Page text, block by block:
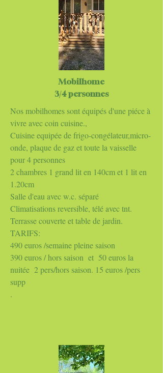
Mobilhome
3/4 personnes
Nos mobilhomes sont équipés d'une piéce à
vivre avec coin cuisine.,
Cuisine equipée de frigo-congélateur,micro-
onde, plaque de gaz et toute la vaisselle
pour 4 personnes
2 chambres 1 grand lit en 140cm et 1 lit en
1.20cm
Salle d'eau avec w.c. séparé
Climatisations reversible, télé avec tnt.
Terrasse couverte et table de jardin.
TARIFS:
490 euros /semaine pleine saison
390 euros / hors saison et 50 euros la
nuitée 2 pers/hors saison. 15 euros /pers
supp
.